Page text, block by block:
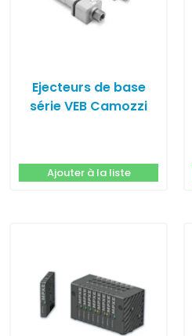
Ejecteurs de base
série VEB Camozzi
Ajouter à la liste